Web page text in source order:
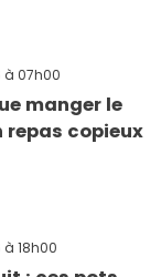
à 07h00
manger le
repas copieux
à 18h00